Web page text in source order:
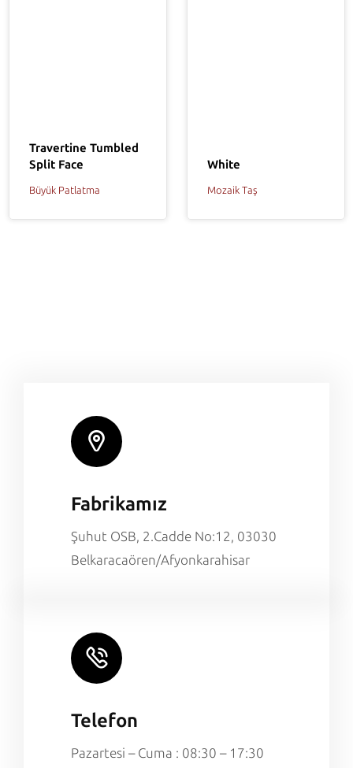
Travertine Tumbled
Split Face
Büyük Patlatma
White
Mozaik Taş
Fabrikamız
Şuhut OSB, 2.Cadde No:12, 03030
Belkaracaören/Afyonkarahisar
Telefon
Pazartesi – Cuma : 08:30 – 17:30